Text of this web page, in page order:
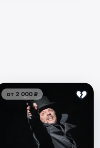
от 2 000 ₽